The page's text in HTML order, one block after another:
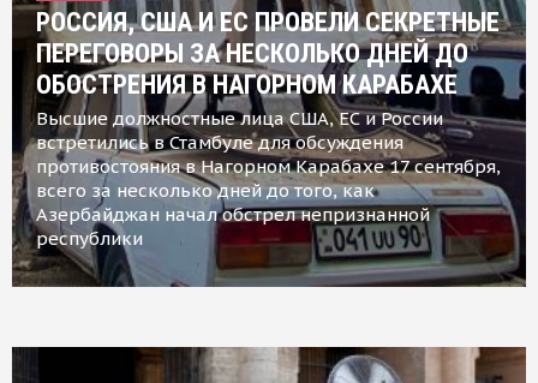
РОССИЯ, США И ЕС ПРОВЕЛИ СЕКРЕТНЫЕ
ПЕРЕГОВОРЫ ЗА НЕСКОЛЬКО ДНЕЙ ДО
ОБОСТРЕНИЯ В НАГОРНОМ КАРАБАХЕ
Высшие должностные лица США, ЕС и России
встретились в Стамбуле для обсуждения
противостояния в Нагорном Карабахе 17 сентября,
всего за несколько дней до того, как
Азербайджан начал обстрел непризнанной
республики